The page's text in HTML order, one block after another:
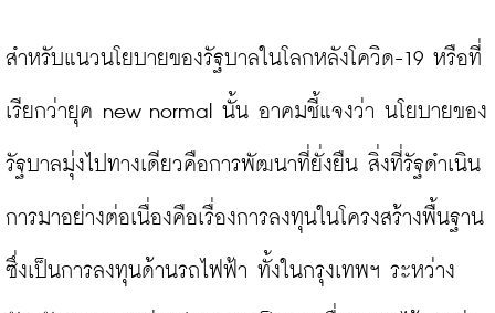
สำหรับแนวนโยบายของรัฐบาลในโลกหลังโควิด-19 หรือที่
เรียกว่ายุค new normal นั้น อาคมชี้แจงว่า นโยบายของ
รัฐบาลมุ่งไปทางเดียวคือการพัฒนาที่ยั่งยืน สิ่งที่รัฐดำเนิน
การมาอย่างต่อเนื่องคือเรื่องการลงทุนในโครงสร้างพื้นฐาน
ซึ่งเป็นการลงทุนด้านรถไฟฟ้า ทั้งในกรุงเทพฯ ระหว่าง